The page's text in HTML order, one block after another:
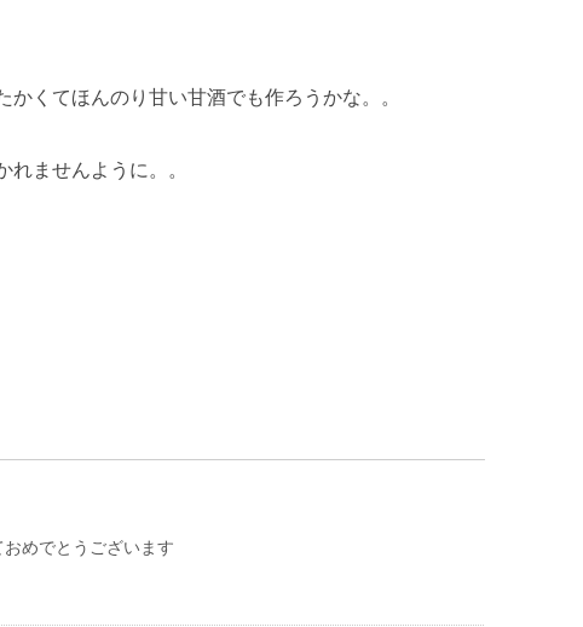
くてほんのり甘い甘酒でも作ろうかな。。
れませんように。。
おめでとうございます